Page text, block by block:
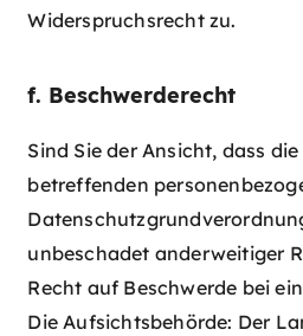
Widerspruchsrecht zu.
f. Beschwerderecht
Sind Sie der Ansicht, dass
betreffenden
unbeschadet anderweitiger
Recht auf Beschwerde bei
Die Aufsichtsbehörde: Der